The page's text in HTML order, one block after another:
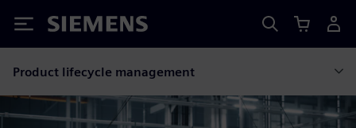
Siemens
Product lifecycle management